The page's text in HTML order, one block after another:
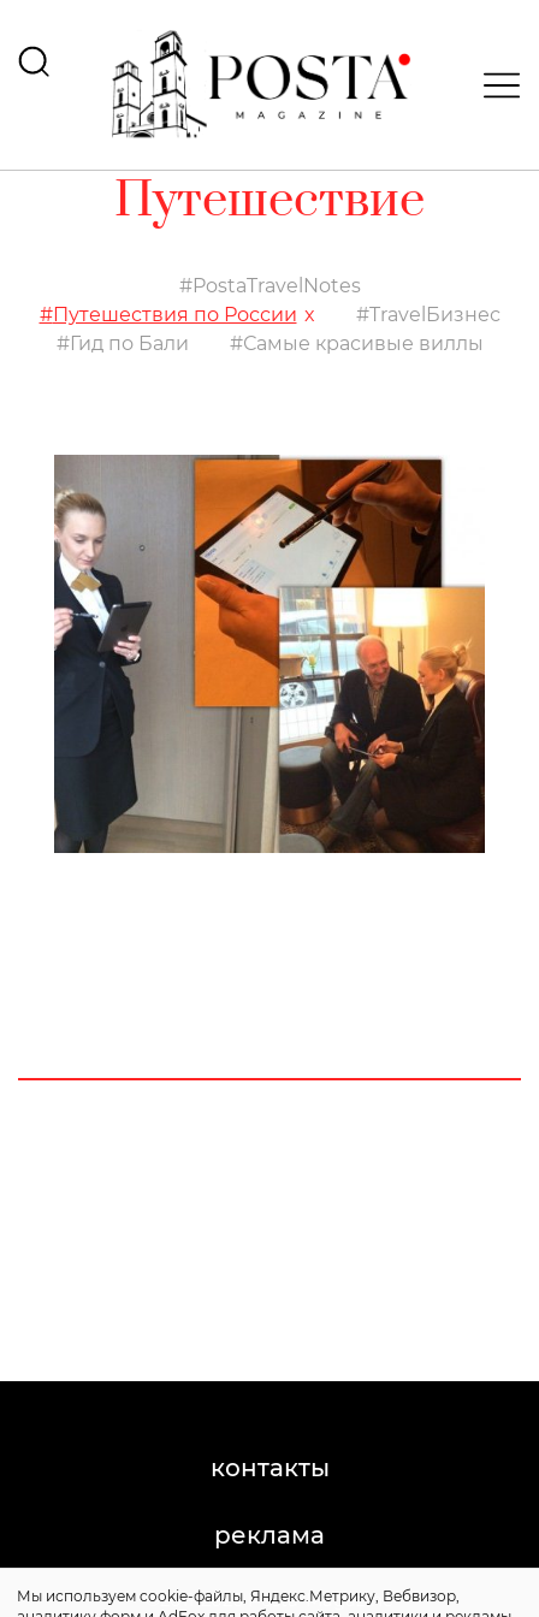
Путешествие
PostaTravelNotes
Путешествия по России
TravelБизнес
Гид по Бали
Самые красивые виллы
контакты
реклама
©2011-2026 Posta-Magazine
Мы используем cookie-файлы, Яндекс.Метрику, Вебвизор,